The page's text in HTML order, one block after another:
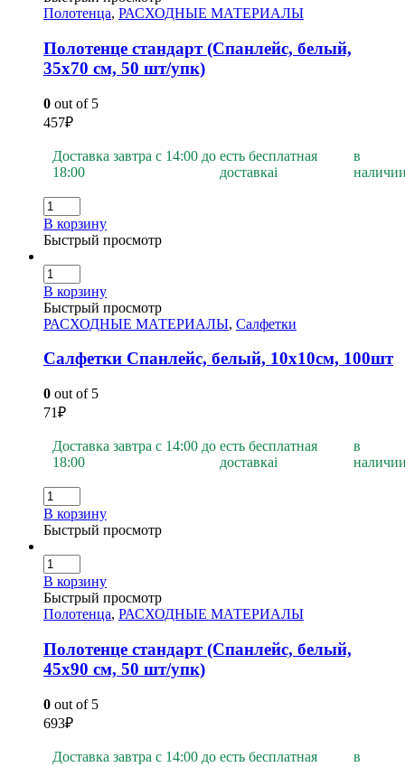
Полотенца, РАСХОДНЫЕ МАТЕРИАЛЫ
Полотенце стандарт (Спанлейс, белый,
35х70 см, 50 шт/упк)
0 out of 5
457₽
Доставка завтра с 14:00 до
18:00
есть бесплатная
доставкаi
в
В корзину
Быстрый просмотр
В корзину
Быстрый просмотр
РАСХОДНЫЕ МАТЕРИАЛЫ, Салфетки
Салфетки Спанлейс, белый, 10х10см, 100шт
0 out of 5
71₽
Доставка завтра с 14:00 до
18:00
есть бесплатная
доставкаi
в
В корзину
Быстрый просмотр
В корзину
Быстрый просмотр
Полотенца, РАСХОДНЫЕ МАТЕРИАЛЫ
Полотенце стандарт (Спанлейс, белый,
45х90 см, 50 шт/упк)
0 out of 5
693₽
Доставка завтра с 14:00 до есть бесплатная
в